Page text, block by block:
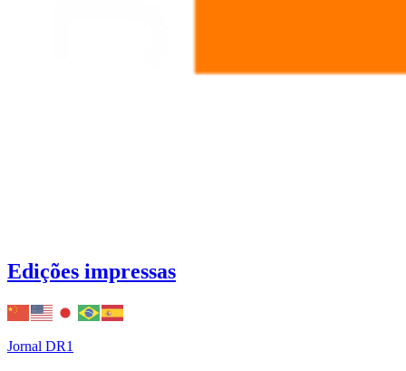
Edições impressas
Jornal DR1